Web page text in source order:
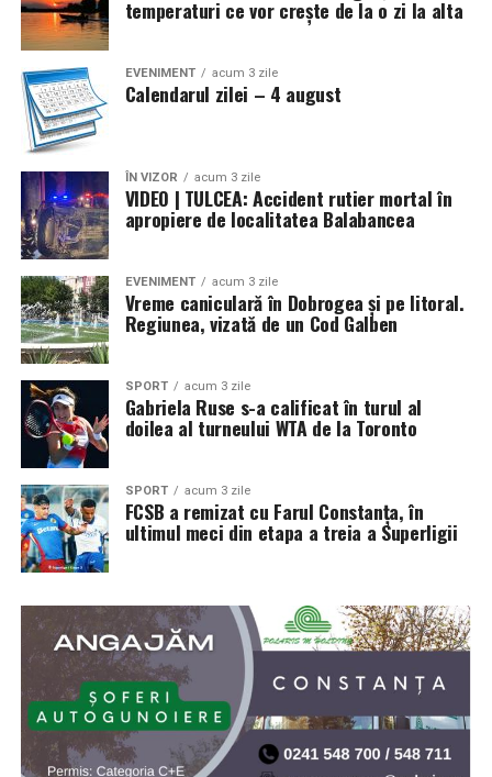
temperaturi ce vor crește de la o zi la alta
EVENIMENT acum 3 zile
Calendarul zilei – 4 august
ÎN VIZOR acum 3 zile
VIDEO | TULCEA: Accident rutier mortal în
apropiere de localitatea Balabancea
EVENIMENT acum 3 zile
Vreme caniculară în Dobrogea și pe litoral.
Regiunea, vizată de un Cod Galben
SPORT acum 3 zile
Gabriela Ruse s-a calificat în turul al
doilea al turneului WTA de la Toronto
SPORT acum 3 zile
FCSB a remizat cu Farul Constanța, în
ultimul meci din etapa a treia a Superligii